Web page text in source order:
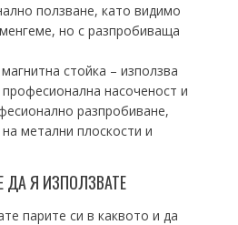
ползване, като видимо
но с разпробиваща
стойка – използва
насоченост и
разпробиване,
метални плоскости и
ДА Я ИЗПОЛЗВАТЕ
парите си в каквото и да